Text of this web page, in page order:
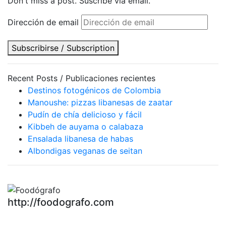
Dirección de email
Subscribirse / Subscription
Recent Posts / Publicaciones recientes
Destinos fotogénicos de Colombia
Manoushe: pizzas libanesas de zaatar
Pudín de chía delicioso y fácil
Kibbeh de auyama o calabaza
Ensalada libanesa de habas
Albondigas veganas de seitan
http://foodografo.com